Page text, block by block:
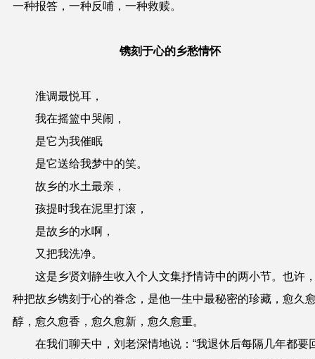
一种报答， 一种反哺， 一种救赎。
镌刻于心的乡愁情怀
淮调最悦耳，
我在摇篮中哭闹，
是它为我催眠
是它送给我梦中的笑。
故乡的水土最亲，
孩提时我在泥里打滚，
是故乡的水啊，
又把我洗净。
这是乡贤刘静生收入个人文集抒情诗中的两小节。 也许
种把故乡镌刻于心的眷念，是他一生中最秘密的珍藏，愈久
醇，愈久愈香，愈久愈新，愈久愈重。
在我们聊天中，刘老深情地说：“我退休后每隔几年都要